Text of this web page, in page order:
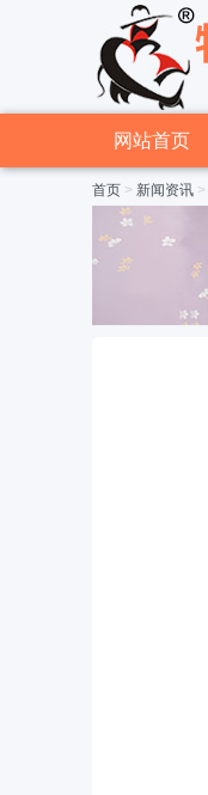
网站首页
首页 > 新闻资讯 >